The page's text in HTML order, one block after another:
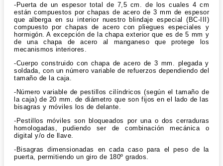
-Puerta de un espesor total de 7,5 cm. de los cuales 4 cm
están compuestos por chapas de acero de 3 mm de espesor
que alberga en su interior nuestro blindaje especial (BC-III)
compuesto por chapas de acero con pliegues especiales y
hormigón. A excepción de la chapa exterior que es de 5 mm y
de una chapa de acero al manganeso que protege los
mecanismos interiores.
-Cuerpo construido con chapa de acero de 3 mm. plegada y
soldada, con un número variable de refuerzos dependiendo del
tamaño de la caja.
-Número variable de pestillos cilíndricos (según el tamaño de
la caja) de 20 mm. de diámetro que son fijos en el lado de las
bisagras y móviles los de delante.
-Pestillos móviles son bloqueados por una o dos cerraduras
homologadas, pudiendo ser de combinación mecánica o
digital y/o de llave.
-Bisagras dimensionadas en cada caso para el peso de la
puerta, permitiendo un giro de 180º grados.